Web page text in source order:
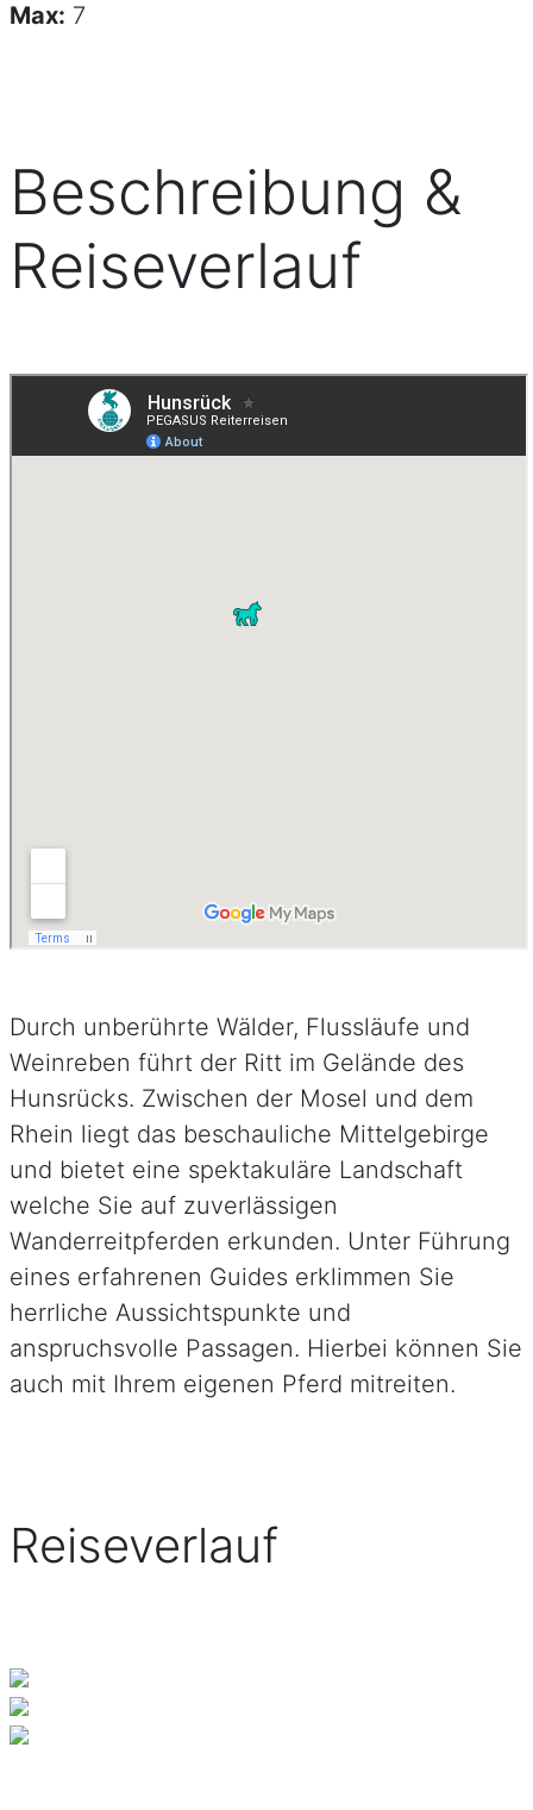
Max: 7
Beschreibung &
Reiseverlauf
Durch unberührte Wälder, Flussläufe und
Weinreben führt der Ritt im Gelände des
Hunsrücks. Zwischen der Mosel und dem
Rhein liegt das beschauliche Mittelgebirge
und bietet eine spektakuläre Landschaft
welche Sie auf zuverlässigen
Wanderreitpferden erkunden. Unter Führung
eines erfahrenen Guides erklimmen Sie
herrliche Aussichtspunkte und
anspruchsvolle Passagen. Hierbei können Sie
auch mit Ihrem eigenen Pferd mitreiten.
Reiseverlauf